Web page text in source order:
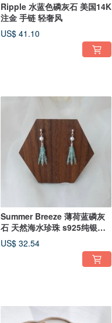
Ripple 水蓝色磷灰石 美国14K
注金 手链 轻奢风
US$ 41.10
Summer Breeze 薄荷蓝磷灰
石 天然海水珍珠 s925纯银耳
环
US$ 32.54